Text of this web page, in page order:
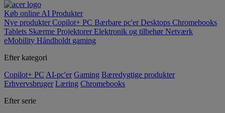
Køb online AI Produkter
Nye produkterCopilot+ PC Bærbare pc'erDesktops Chromebooks
Tablets Skærme ProjektorerElektronik og tilbehørNetværk
eMobility Håndholdt gaming
Efter kategori
Copilot+ PC AI-pc'er Gaming Bæredygtige produkter
Erhvervsbruger Læring Chromebooks
Efter serie